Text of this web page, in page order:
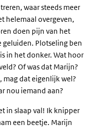
waar steeds meer
helemaal overgeven,
doen pijn van het
geluiden. Plotseling ben
in het donker. Wat hoor
Of was dat Marijn?
mag dat eigenlijk wel?
nou iemand aan?
in slaap val! Ik knipper
een beetje. Marijn